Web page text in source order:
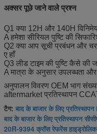
अक्सर पूछे जाने वाले प्रश्न
Q1 क्या 12H और 140H
A हमेशा सीरियल पुष्टि की
Q2 क्या आप सूची प्रबंधन और
ए हाँ
Q3 लीड टाइम की पुष्टि कैसे की
A मात्रा के अनुसार उपलब्धता
अनुपालन विवरण OEM भाग
aftermarket प्रतिस्थापन
टैग: बाद के बाजार के लिए प्रतिस्थापन
बाद के बाजार के लिए प्रतिस्थापन
20R-9394 क्रॉस रेफरेंस हाइड्रोलिक